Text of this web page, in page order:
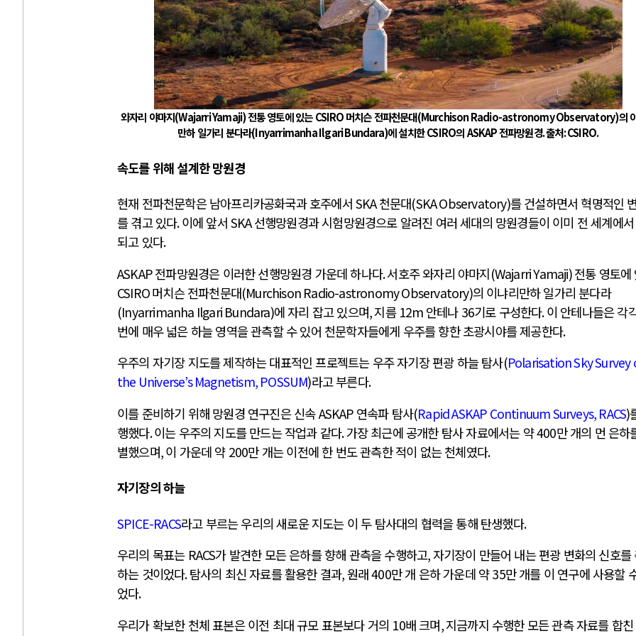
와자리 야마지(Wajarri Yamaji)전통 영토에 있는CSIRO머치슨 전파천문대(Murchison Radio-astronomy Observatory)의
만하 일가리 분다라(Inyarrimanha Ilgari Bundara)에 설치한CSIRO의ASKAP전파망원경.출처: CSIRO.
속도를 위해 설계한 망원경
현재 전파천문학은 남아프리카공화국과 호주에서 SKA천문대(SKA Observatory)를 건설하면서 혁명적인
를 겪고 있다.이에 앞서SKA선행망원경과 시험망원경으로 알려진 여러 세대의 망원경들이 이미 전 세계에
되고 있다.
ASKAP전파망원경은 이러한 선행망원경 가운데 하나다.서호주 와자리 야마지(Wajarri Yamaji)전통 영토에
CSIRO머치슨 전파천문대(Murchison Radio-astronomy Observatory)의 이냐리만하 일가리 분다라
(Inyarrimanha Ilgari Bundara)에 자리 잡고 있으며,지름 12m 안테나 36기로 구성한다.이 안테나들은 각
번에 매우 넓은 하늘 영역을 관측할 수 있어 천문학자들에게 우주를 향한 초광시야를 제공한다.
우주의 자기장 지도를 제작하는 대표적인 프로젝트는 우주 자기장 편광 하늘 탐사(Polarisation Sky Survey
the Universe’s Magnetism, POSSUM)라고 부른다.
이를 준비하기 위해 망원경 연구진은 신속ASKAP 연속파 탐사(Rapid ASKAP Continuum Surveys, RACS)
행했다.이는 우주의 지도를 만드는 작업과 같다.가장 최근에 공개한 탐사 자료에서는 약400만 개의 먼 은하
별했으며,이 가운데 약 200만 개는 이전에 한 번도 관측한 적이 없는 천체였다.
자기장의 하늘
SPICE-RACS라고 부르는 우리의 새로운 지도는 이 두 탐사대의 협력을 통해 탄생했다.
우리의 목표는 RACS가 발견한 모든 은하를 향해 관측을 수행하고,자기장이 만들어 내는 편광 변화의 신호를
하는 것이었다.탐사의 최신 자료를 활용한 결과,원래400만 개 은하 가운데 약35만 개를 이 연구에 사용할
었다.
우리가 확보한 천체 표본은 이전 최대 규모 표본보다 거의 10배 크며,지금까지 수행한 모든 관측 자료를 합